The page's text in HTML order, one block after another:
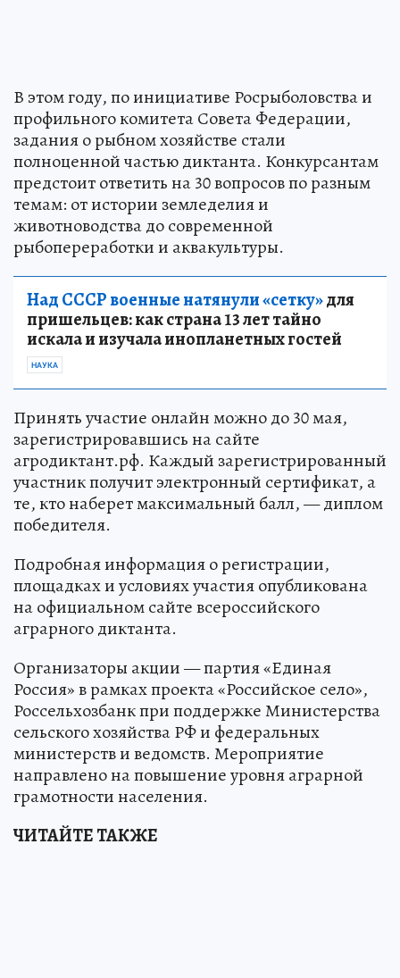
В этом году, по инициативе Росрыболовства и
профильного комитета Совета Федерации,
задания о рыбном хозяйстве стали
полноценной частью диктанта. Конкурсантам
предстоит ответить на 30 вопросов по разным
темам: от истории земледелия и
животноводства до современной
рыбопереработки и аквакультуры.
Над СССР военные натянули «сетку»для
пришельцев: как страна 13 лет тайно
искала и изучала инопланетных гостей
НАУКА
Принять участие онлайн можно до 30 мая,
зарегистрировавшись на сайте
агродиктант.рф. Каждый зарегистрированный
участник получит электронный сертификат, а
те, кто наберет максимальный балл, — диплом
победителя.
Подробная информация о регистрации,
площадках и условиях участия опубликована
на официальном сайте всероссийского
аграрного диктанта.
Организаторы акции — партия «Единая
Россия» в рамках проекта «Российское село»,
Россельхозбанк при поддержке Министерства
сельского хозяйства РФ и федеральных
министерств и ведомств. Мероприятие
направлено на повышение уровня аграрной
грамотности населения.
ЧИТАЙТЕ ТАКЖЕ